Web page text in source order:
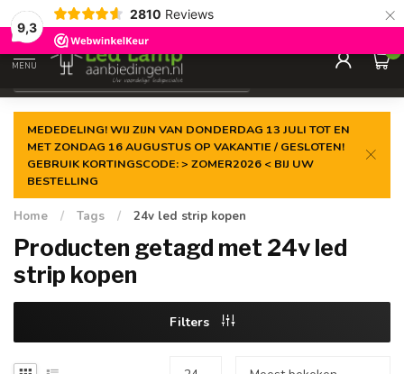
9,3
2810 Reviews ×
Gegarandeerde delaagste prijs
MENU
0
MEDEDELING! WIJ ZIJN VAN DONDERDAG 13 JULI TOT EN
MET ZONDAG 16 AUGUSTUS OP VAKANTIE / GESLOTEN!
GEBRUIK KORTINGSCODE: > ZOMER2026 < BIJ UW
BESTELLING
Home / Tags / 24v led strip kopen
Producten getagd met 24v led
strip kopen
Filters